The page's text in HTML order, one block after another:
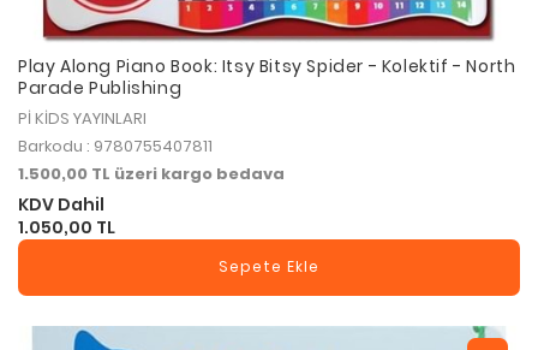
Play Along Piano Book: Itsy Bitsy Spider - Kolektif - North
Parade Publishing
Pİ KİDS YAYINLARI
Barkodu : 9780755407811
1.500,00 TL üzeri kargo bedava
KDV Dahil
1.050,00 TL
Sepete Ekle